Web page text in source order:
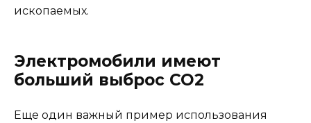
ископаемых.
Электромобили имеют
больший выброс CO2
Еще один важный пример использования